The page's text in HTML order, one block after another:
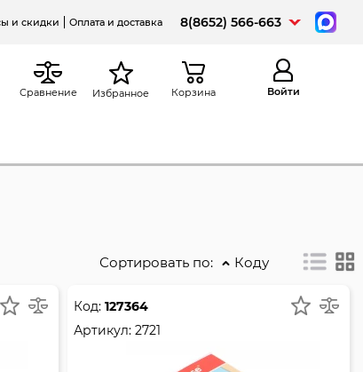
и скидки Оплата и доставка 8(8652) 566-663
Сравнение Избранное Корзина Войти
Сортировать по: Коду
Код: 127364
Артикул: 2721